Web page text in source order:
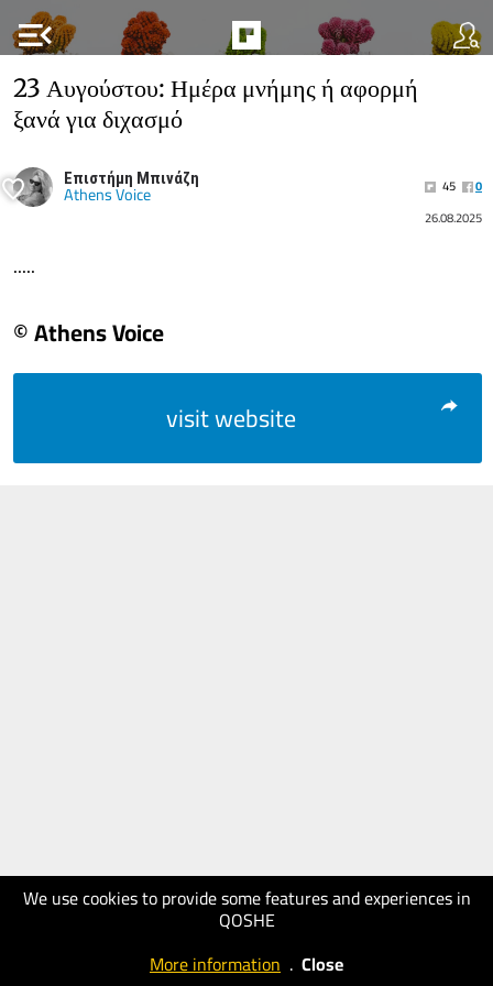
menu_open
We use cookies to provide some features and experiences in
QOSHE
More information . Close
23 Αυγούστου: Ημέρα μνήμης ή αφορμή
ξανά για διχασμό
Επιστήμη Μπινάζη
Athens Voice 45
0
26.08.2025
.....
© Athens Voice
visit website